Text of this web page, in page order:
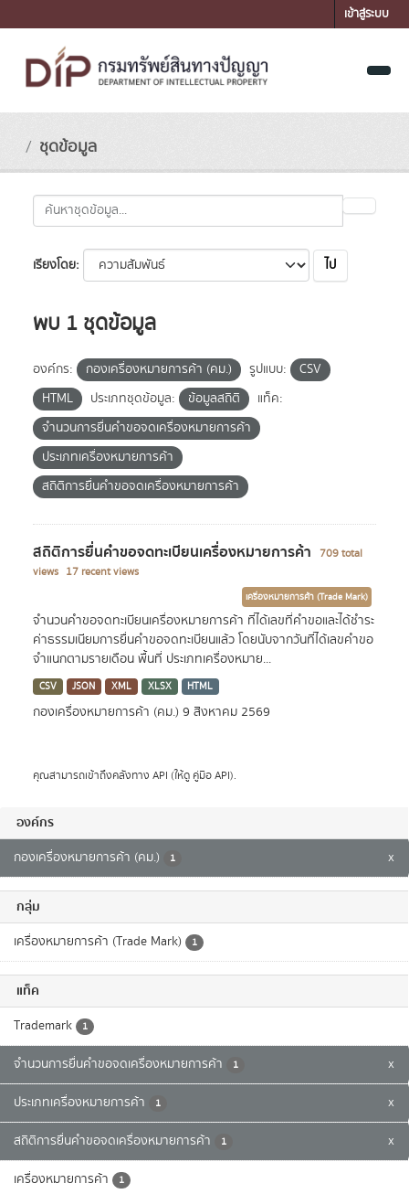
เข้าสู่ระบบ
ชุดข้อมูล
องค์กร
กองเครื่องหมายการค้า (คม.) 1 x
กลุ่ม
เครื่องหมายการค้า (Trade Mark) 1
แท็ค
Trademark 1
จำนวนการยื่นคำขอจดเครื่องหมายการค้า 1 x
ประเภทเครื่องหมายการค้า 1 x
สถิติการยื่นคำขอจดเครื่องหมายการค้า 1 x
เครื่องหมายการค้า 1
เรียงโดย ไป
พบ 1 ชุดข้อมูล
องค์กร: กองเครื่องหมายการค้า (คม.) รูปแบบ:
CSV
HTML
ประเภทชุดข้อมูล: ข้อมูลสถิติ
แท็ค:
จำนวนการยื่นคำขอจดเครื่องหมายการค้า
ประเภทเครื่องหมายการค้า
สถิติการยื่นคำขอจดเครื่องหมายการค้า
สถิติการยื่นคำขอจดทะเบียนเครื่องหมายการค้า
709 total
views 17 recent views
เครื่องหมายการค้า (Trade Mark)
จำนวนคำขอจดทะเบียนเครื่องหมายการค้า ที่ได้เลขที่คำขอและได้ชำระ
ค่าธรรมเนียมการยื่นคำขอจดทะเบียนแล้ว โดยนับจากวันที่ได้เลขคำขอ
จำแนกตามรายเดือน พื้นที่ ประเภทเครื่องหมาย...
CSV JSON XML XLSX HTML
กองเครื่องหมายการค้า (คม.) 9 สิงหาคม 2569
คุณสามารถเข้าถึงคลังทาง API (ให้ดู คู่มือ API).